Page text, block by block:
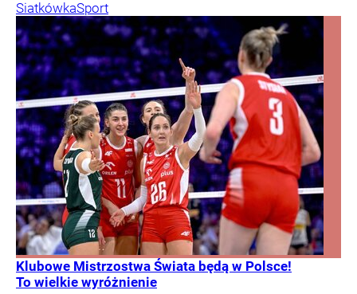
SiatkówkaSport
Klubowe Mistrzostwa Świata będą w Polsce!
To wielkie wyróżnienie